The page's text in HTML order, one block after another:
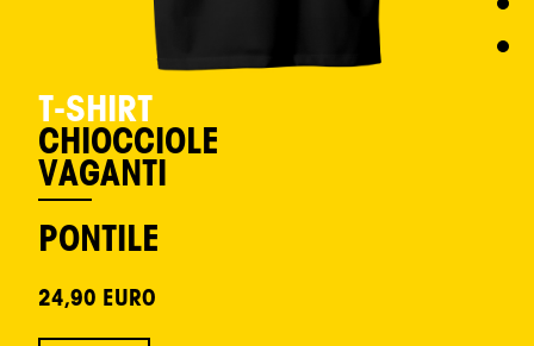
T-SHIRT
CHIOCCIOLE
VAGANTI
PONTILE
24,90 EURO